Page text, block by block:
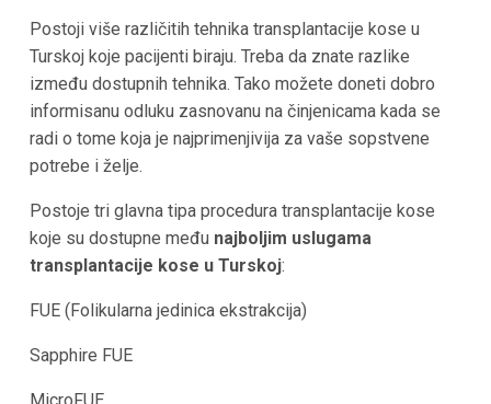
Postoji više različitih tehnika transplantacije kose u
Turskojkoje pacijenti biraju. Treba da znate razlike
između dostupnih tehnika. Tako možete doneti dobro
informisanu odluku zasnovanu na činjenicama kada se
radi o tome koja je najprimenjivija za vaše sopstvene
potrebe i želje.
Postoje tri glavna tipa procedura transplantacije kose
koje su dostupne među najboljim uslugama
transplantacije kose u Turskoj:
FUE (Folikularna jedinica ekstrakcija)
Sapphire FUE
MicroFUE